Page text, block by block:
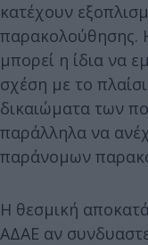
κατέχουν
παρακολούθησης.
μπορεί η ίδια να
σχέση με το
δικαιώματα των
παράλληλα να
παράνομων
Η θεσμική
ΑΔΑΕ αν